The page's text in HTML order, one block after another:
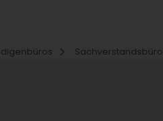
Sachverstandsbüro